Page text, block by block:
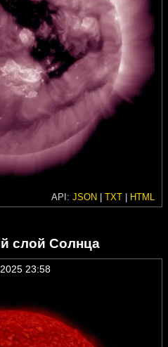
API: JSON | TXT | HTML
слой Солнца
23:58